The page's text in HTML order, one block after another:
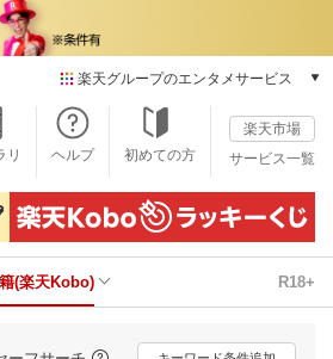
楽天グループのエンタメサービス
本/ゲーム/CD/DVD
楽天ブックス
電子書籍
楽天Kobo
雑誌読み放題
楽天ミュージック
動画配信
リ ヘルプ 初めての方
楽天市場
サービス一覧
(楽天Kobo) R18+